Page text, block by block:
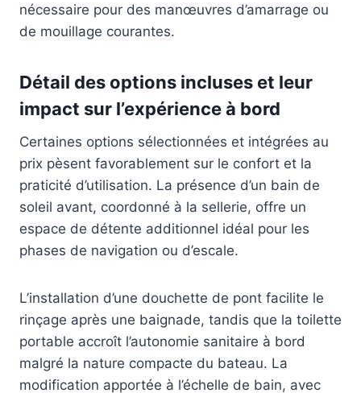
nécessaire pour des manœuvres d’amarrage ou
de mouillage courantes.
Détail des options incluses et leur
impact sur l’expérience à bord
Certaines options sélectionnées et intégrées au
prix pèsent favorablement sur le confort et la
praticité d’utilisation. La présence d’un bain de
soleil avant, coordonné à la sellerie, offre un
espace de détente additionnel idéal pour les
phases de navigation ou d’escale.
L’installation d’une douchette de pont facilite le
rinçage après une baignade, tandis que la toilette
portable accroît l’autonomie sanitaire à bord
malgré la nature compacte du bateau. La
modification apportée à l’échelle de bain, avec